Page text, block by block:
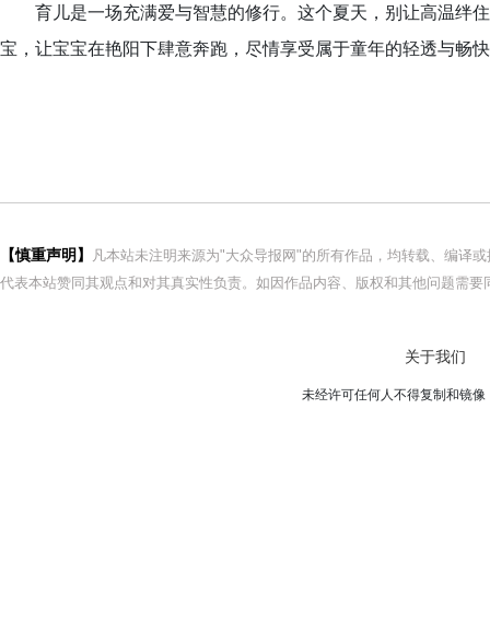
育儿是一场充满爱与智慧的修行。这个夏天，别让高温绊
宝，让宝宝在艳阳下肆意奔跑，尽情享受属于童年的轻透与畅
【慎重声明】
凡本站未注明来源为"大众导报网"的所有作品，均转载、编译
代表本站赞同其观点和对其真实性负责。如因作品内容、版权和其他问题需
关于我们
未经许可任何人不得复制和镜